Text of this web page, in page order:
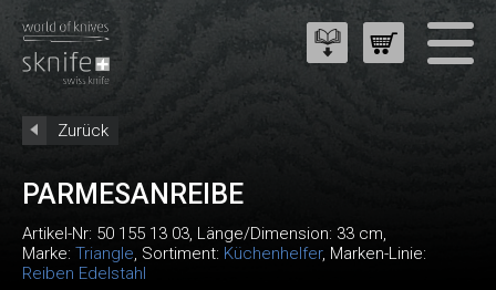
Zurück
PARMESANREIBE
Artikel-Nr: 50 155 13 03, Länge/Dimension: 33 cm,
Marke: Triangle, Sortiment: Küchenhelfer, Marken-Linie:
Reiben Edelstahl